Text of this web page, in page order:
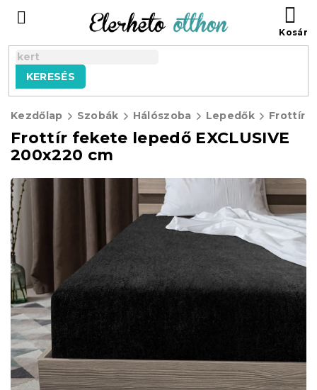
tartalomhoz
KERESÉS
Kezdőlap Szobák Hálószoba Lepedők Frottír
Frottír fekete lepedő EXCLUSIVE
200x220 cm